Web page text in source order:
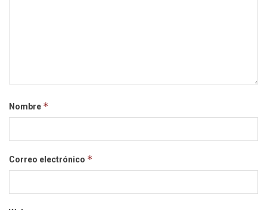
Nombre *
Correo electrónico *